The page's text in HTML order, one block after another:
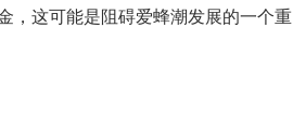
，这可能是阻碍爱蜂潮发展的一个重